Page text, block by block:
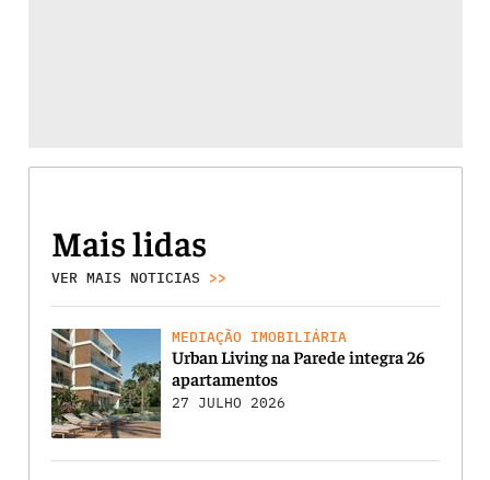
Mais lidas
VER MAIS NOTICIAS >>
MEDIAÇÃO IMOBILIÁRIA
Urban Living na Parede integra 26
apartamentos
27 JULHO 2026